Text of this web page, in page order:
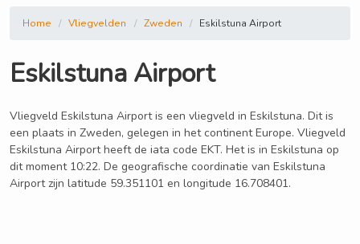
Home Vliegvelden Zweden Eskilstuna Airport
Eskilstuna Airport
Vliegveld Eskilstuna Airport is een vliegveld in Eskilstuna. Dit is
een plaats in Zweden, gelegen in het continent Europe. Vliegveld
Eskilstuna Airport heeft de iata code EKT. Het is in Eskilstuna op
dit moment 10:22. De geografische coordinatie van Eskilstuna
Airport zijn latitude 59.351101 en longitude 16.708401.